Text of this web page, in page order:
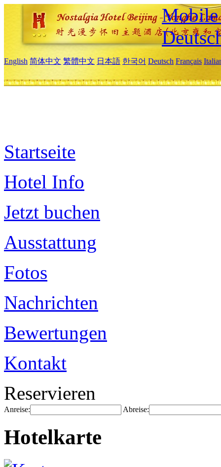
Mobile
English 简体中文 繁體中文 日本語 한국어 Deutsch Français
Startseite
Hotel Info
Jetzt buchen
Ausstattung
Fotos
Nachrichten
Bewertungen
Kontakt
Reservieren
Anreise: Abreise:
Hotelkarte